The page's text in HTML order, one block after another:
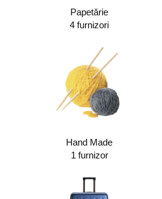
Papetărie
4 furnizori
Hand Made
1 furnizor